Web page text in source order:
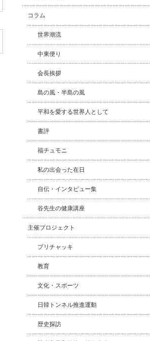
コラム
世界潮流
中東便り
会長挨拶
島の風・半島の風
平和を愛する世界人として
書評
福チュモニ
私の出会った在日
自伝・インタビュー集
谷先生の健康講座
主催プロジェクト
プリチャッキ
教育
文化・スポーツ
日韓トンネル推進運動
歴史探訪